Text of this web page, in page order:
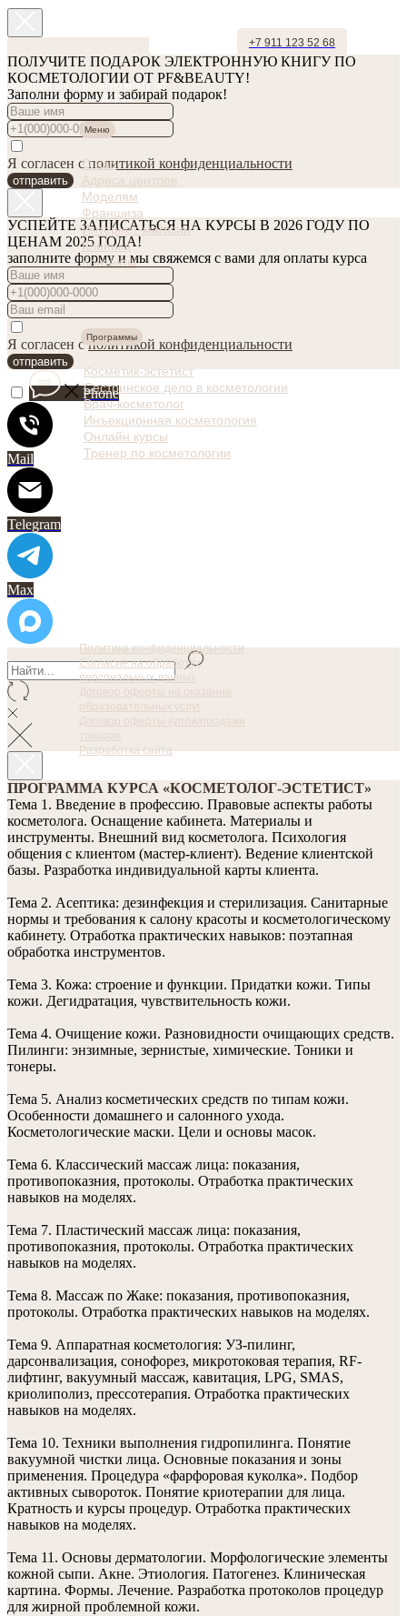
+7 911 123 52 68
Забирай электронную книгу по
косметологии в подарок!
ПОЛУЧИТЕ ПОДАРОК ЭЛЕКТРОННУЮ КНИГУ ПО
КОСМЕТОЛОГИИ ОТ PF&BEAUTY!
Заполни форму и забирай подарок!
Я согласен сполитикой конфиденциальности
отправить
УСПЕЙТЕ ЗАПИСАТЬСЯ НА КУРСЫ В 2026 ГОДУ ПО
ЦЕНАМ 2025 ГОДА!
заполните форму и мы свяжемся с вами для оплаты курса
Я согласен сполитикой конфиденциальности
отправить
Phone
Mail
Telegram
Max
ПРОГРАММА КУРСА «КОСМЕТОЛОГ-ЭСТЕТИСТ»
Тема 1. Введение в профессию. Правовые аспекты работы
косметолога. Оснащение кабинета. Материалы и
инструменты. Внешний вид косметолога. Психология
общения с клиентом (мастер-клиент). Ведение клиентской
базы. Разработка индивидуальной карты клиента.
Тема 2. Асептика: дезинфекция и стерилизация. Санитарные
нормы и требования к салону красоты и косметологическому
кабинету. Отработка практических навыков: поэтапная
обработка инструментов.
Тема 3. Кожа: строение и функции. Придатки кожи. Типы
кожи. Дегидратация, чувствительность кожи.
Тема 4. Очищение кожи. Разновидности очищающих средств.
Пилинги: энзимные, зернистые, химические. Тоники и
тонеры.
Тема 5. Анализ косметических средств по типам кожи.
Особенности домашнего и салонного ухода.
Косметологические маски. Цели и основы масок.
Тема 6. Классический массаж лица: показания,
противопоказния, протоколы. Отработка практических
навыков на моделях.
Тема 7. Пластический массаж лица: показания,
противопоказния, протоколы. Отработка практических
навыков на моделях.
Тема 8. Массаж по Жаке: показания, противопоказния,
протоколы. Отработка практических навыков на моделях.
Тема 9. Аппаратная косметология: УЗ-пилинг,
дарсонвализация, сонофорез, микротоковая терапия, RF-
лифтинг, вакуумный массаж, кавитация, LPG, SMAS,
криолиполиз, прессотерапия. Отработка практических
навыков на моделях.
Тема 10. Техники выполнения гидропилинга. Понятие
вакуумной чистки лица. Основные показания и зоны
применения. Процедура «фарфоровая куколка». Подбор
активных сывороток. Понятие криотерапии для лица.
Кратность и курсы процедур. Отработка практических
навыков на моделях.
Тема 11. Основы дерматологии. Морфологические элементы
кожной сыпи. Акне. Этиология. Патогенез. Клиническая
картина. Формы. Лечение. Разработка протоколов процедур
для жирной проблемной кожи.
Политика конфиденциальности
Согласие на обработку
персональных данных
Договор оферты на оказание
образовательных услуг
Договор оферты купли/продажи
товаров
Разработка сайта
Меню
О нас
Адреса центров
Моделям
Франшиза
Интернет-магазин
Клиника
Контакты
Программы
Косметик-эстетист
Сестринское дело в косметологии
Врач-косметолог
Инъекционная косметология
Онлайн курсы
Тренер по косметологии